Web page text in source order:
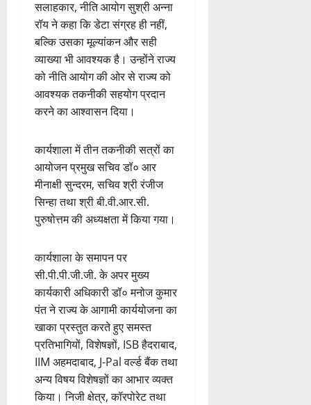
सलाहकार, नीति आयोग सुश्री अन्ना
रॉय ने कहा कि डेटा संग्रह ही नहीं,
बल्कि उसका मूल्यांकन और सही
व्याख्या भी आवश्यक है। उन्होंने राज्य
को नीति आयोग की ओर से राज्य को
आवश्यक तकनीकी सहयोग प्रदान
करने का आश्वासन दिया।
कार्यशाला में तीन तकनीकी सत्रों का
आयोजन प्रमुख सचिव डॉ० आर
मीनाक्षी सुन्दरम, सचिव श्री रंजीज
सिन्हा तथा श्री बी.वी.आर.सी.
पुरुषोत्तम की अध्यक्षता में किया गया।
कार्यशाला के समापन पर
सी.पी.पी.जी.जी. के अपर मुख्य
कार्यकारी अधिकारी डॉ० मनोज कुमार
पंत ने राज्य के आगामी कार्ययोजना का
खाका प्रस्तुत करते हुए समस्त
प्रतिभागियों, विशेषज्ञों, ISB हैदराबाद,
IIM अहमदाबाद, J-Pal वर्ल्ड बैंक तथा
अन्य विषय विशेषज्ञों का आभार व्यक्त
किया। निजी क्षेत्र, कॉरपोरेट तथा